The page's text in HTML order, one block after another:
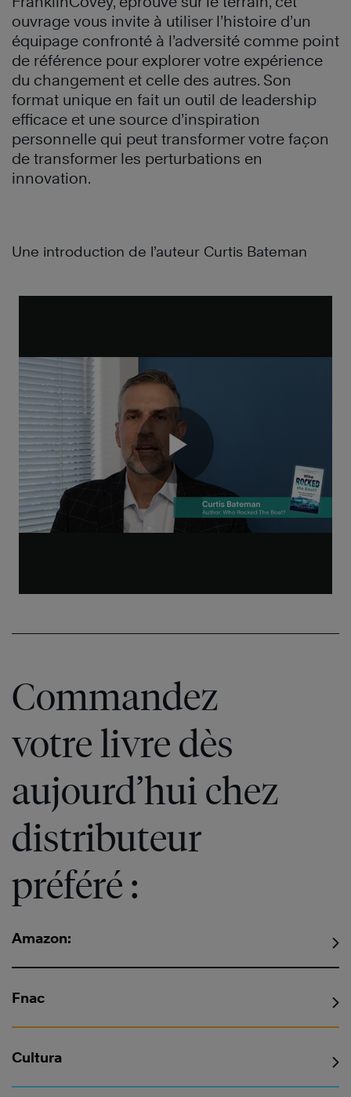
ouvrage vous invite à utiliser l’histoire d’un
équipage confronté à l’adversité comme point
de référence pour explorer votre expérience
du changement et celle des autres. Son
format unique en fait un outil de leadership
efficace et une source d’inspiration
personnelle qui peut transformer votre façon
de transformer les perturbations en
innovation.
Une introduction de l’auteur Curtis Bateman
Commandez
votre livre dès
aujourd’hui chez
distributeur
préféré :
Amazon:
Fnac
Cultura